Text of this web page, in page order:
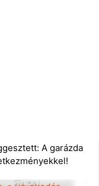
A garázda